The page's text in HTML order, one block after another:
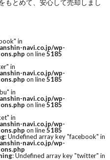
もとめて、安心して売却しまし
in
navi.co.jp/wp-
on line5185
in
navi.co.jp/wp-
on line5185
in
navi.co.jp/wp-
on line5185
in
navi.co.jp/wp-
on line5185
: Undefined array key "facebook" in
navi.co.jp/wp-
: Undefined array key "twitter" in